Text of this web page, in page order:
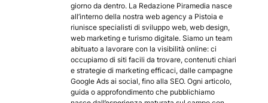
giorno da dentro. La Redazione Piramedia nasce
all’interno della nostra web agency a Pistoia e
riunisce specialisti di sviluppo web, web design,
web marketing e turismo digitale. Siamo un team
abituato a lavorare con la visibilità online: ci
occupiamo di siti facili da trovare, contenuti chiari
e strategie di marketing efficaci, dalle campagne
Google Ads ai social, fino alla SEO. Ogni articolo,
guida o approfondimento che pubblichiamo